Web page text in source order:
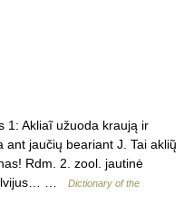
1: Akliaĩ užuoda kraują ir
ant jaučių beariant J. Tai aklių̃
Rdm. 2. zool. jautinė
…
Dictionary of the